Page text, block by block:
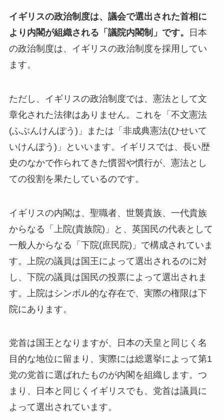
イギリスの政治制度は、議会で選出された首相に
より内閣が組織される「議院内閣制」です。
日本
の政治制度は、イギリスの政治制度を採用してい
ます。
ただし、イギリスの政治制度では、憲法として文
章化された法律はありません。これを「不文憲法
(ふぶんけんぽう)」または「非成典憲法(ひせいて
いけんぽう)」といいます。イギリスでは、長い歴
史のなかで作られてきた慣習や慣行が、憲法とし
ての役割を果たしているのです。
イギリスの内閣は、聖職者、世襲貴族、一代貴族
からなる「上院(貴族院)」と、英国民の代表として
一般人からなる「下院(庶民院)」で構成されていま
す。上院の議員は国王によって選出されるのに対
し、下院の議員は国民の投票によって選出されま
す。上院はシンボル的な存在で、実際の権限は下
院にあります。
党首は国王となりますが、日本の天皇と同じく名
目的な地位に留まり、実際には総選挙によって第1
党の党首に選ばれたものが内閣を組織します。つ
まり、日本と同じくイギリスでも、党首は議員に
よって選出されています。